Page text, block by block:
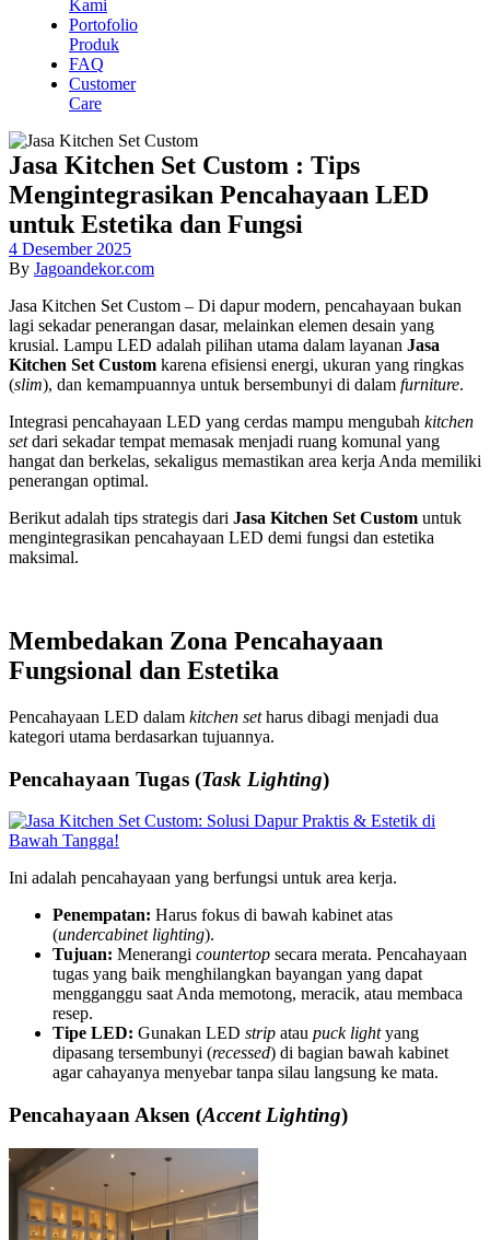
Kami
Portofolio
Produk
FAQ
Customer
Care
Jasa Kitchen Set Custom : Tips
Mengintegrasikan Pencahayaan LED
untuk Estetika dan Fungsi
4 Desember 2025
By Jagoandekor.com
Jasa Kitchen Set Custom – Di dapur modern, pencahayaan bukan
lagi sekadar penerangan dasar, melainkan elemen desain yang
krusial. Lampu LED adalah pilihan utama dalam layanan Jasa
Kitchen Set Custom karena efisiensi energi, ukuran yang ringkas
(slim), dan kemampuannya untuk bersembunyi di dalam furniture.
Integrasi pencahayaan LED yang cerdas mampu mengubah kitchen
setdari sekadar tempat memasak menjadi ruang komunal yang
hangat dan berkelas, sekaligus memastikan area kerja Anda memiliki
penerangan optimal.
Berikut adalah tips strategis dari Jasa Kitchen Set Custom untuk
mengintegrasikan pencahayaan LED demi fungsi dan estetika
maksimal.
Membedakan Zona Pencahayaan
Fungsional dan Estetika
Pencahayaan LED dalam kitchen setharus dibagi menjadi dua
kategori utama berdasarkan tujuannya.
Pencahayaan Tugas (Task Lighting)
Ini adalah pencahayaan yang berfungsi untuk area kerja.
Penempatan: Harus fokus di bawah kabinet atas
(undercabinet lighting).
Tujuan: Menerangi countertop secara merata. Pencahayaan
tugas yang baik menghilangkan bayangan yang dapat
mengganggu saat Anda memotong, meracik, atau membaca
resep.
Tipe LED: Gunakan LED strip atau puck lightyang
dipasang tersembunyi (recessed) di bagian bawah kabinet
agar cahayanya menyebar tanpa silau langsung ke mata.
Pencahayaan Aksen (Accent Lighting)